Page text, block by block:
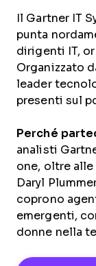
Il Gartner IT
punta
dirigenti IT,
Organizzato
leader
presenti sul
Perché
analisti
one, oltre
Daryl
coprono
emergenti,
donne nella